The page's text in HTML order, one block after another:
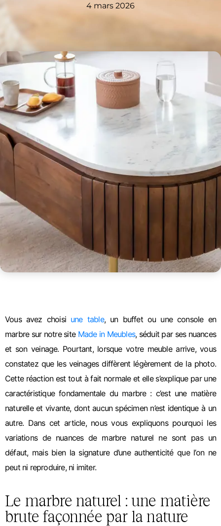
4 mars 2026
Vous avez choisi une table, un buffet ou une console en
marbre sur notre site Made in Meubles, séduit par ses nuances
et son veinage. Pourtant, lorsque votre meuble arrive, vous
constatez que les veinages diffèrent légèrement de la photo.
Cette réaction est tout à fait normale et elle s’explique par une
caractéristique fondamentale du marbre : c’est une matière
naturelle et vivante, dont aucun spécimen n’est identique à un
autre. Dans cet article, nous vous expliquons pourquoi les
variations de nuances de marbre naturel ne sont pas un
défaut, mais bien la signature d’une authenticité que l’on ne
peut ni reproduire, ni imiter.
Le marbre naturel : une matière
brute façonnée par la nature